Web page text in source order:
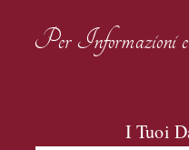
Per Informazioni e
I Tuoi